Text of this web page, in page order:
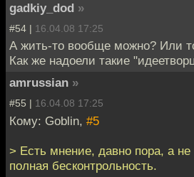
gadkiy_dod »
#54 | 16.04.08 17:25
А жить-то вообще можно? Или
Как же надоели такие
amrussian »
#55 | 16.04.08 17:25
Кому: Goblin, #5
> Есть мнение, давно пора, а не
полная бесконтрольность.